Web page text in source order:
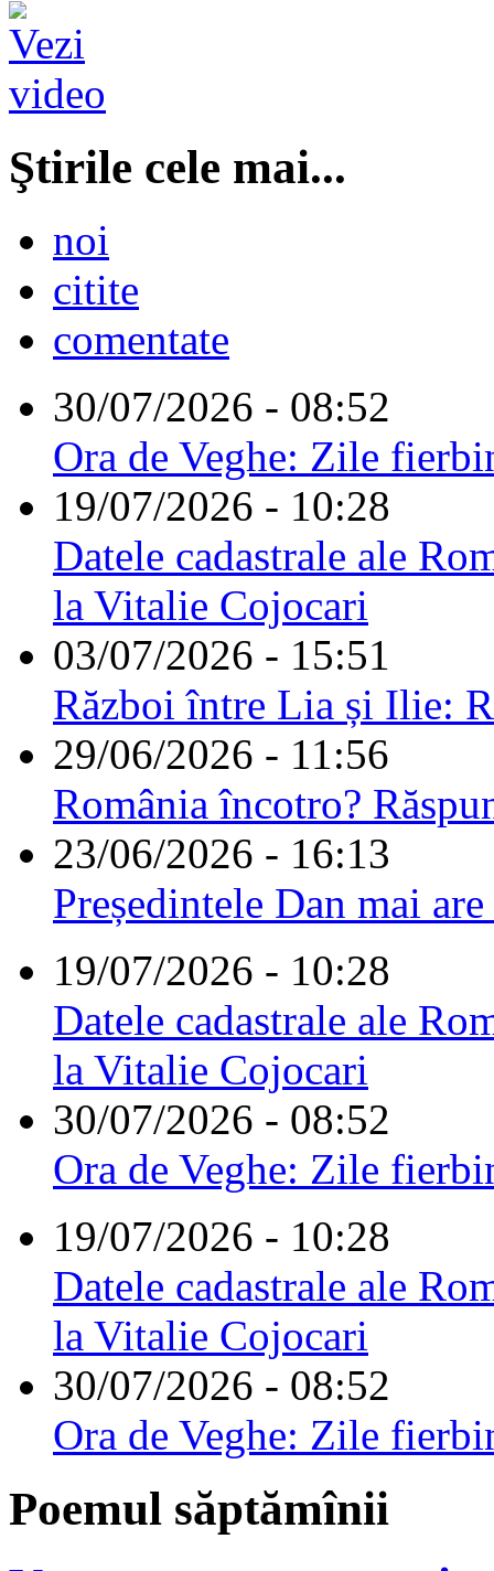
Ştirile cele mai...
noi
citite
comentate
30/07/2026 - 08:52
Ora de Veghe: Zile
19/07/2026 - 10:28
Datele cadastrale ale
la Vitalie Cojocari
03/07/2026 - 15:51
Război între Lia și Ilie:
29/06/2026 - 11:56
România încotro?
23/06/2026 - 16:13
Președintele Dan mai
19/07/2026 - 10:28
Datele cadastrale ale
la Vitalie Cojocari
30/07/2026 - 08:52
Ora de Veghe: Zile
19/07/2026 - 10:28
Datele cadastrale ale
la Vitalie Cojocari
30/07/2026 - 08:52
Ora de Veghe: Zile
Poemul săptămînii